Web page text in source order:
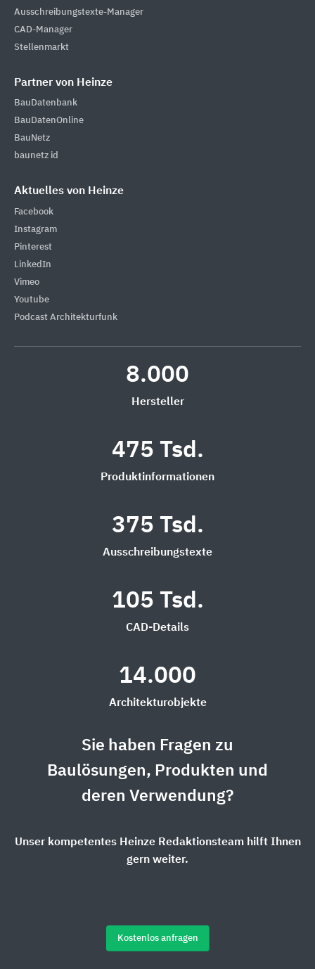
Ausschreibungstexte-Manager
CAD-Manager
Stellenmarkt
Partner von Heinze
BauDatenbank
BauDatenOnline
BauNetz
baunetz id
Aktuelles von Heinze
Facebook
Instagram
Pinterest
LinkedIn
Vimeo
Youtube
Podcast Architekturfunk
8.000
Hersteller
475 Tsd.
Produktinformationen
375 Tsd.
Ausschreibungstexte
105 Tsd.
CAD-Details
14.000
Architekturobjekte
Sie haben Fragen zu
Baulösungen, Produkten und
deren Verwendung?
Unser kompetentes Heinze Redaktionsteam hilft Ihnen
gern weiter.
Kostenlos anfragen